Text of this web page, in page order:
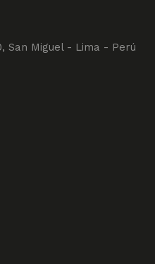
San Miguel - Lima - Perú